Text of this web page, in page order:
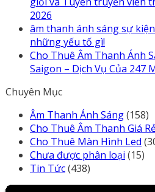
2026
âm thanh ánh sáng sự
những yếu tố gì!
Cho Thuê Âm Thanh Ánh
Saigon – Dịch Vụ Của 247
Chuyên Mục
Âm Thanh Ánh Sáng(158)
Cho Thuê Âm Thanh Giá
Cho Thuê Màn Hình Led
Chưa được phân loại (15)
Tin Tức(438)